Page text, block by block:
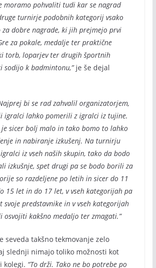
moramo pohvaliti tudi kar se nagrad
turnirje podobnih kategorij vsako
dobre nagrade, ki jih prejmejo prvi
za pokale, medalje ter praktične
torb, loparjev ter drugih športnih
sodijo k badmintonu,”je še dejal
bi se rad zahvalil organizatorjem,
igralci lahko pomerili z igralci iz tujine.
sicer bolj malo in tako bomo to lahko
in nabiranje izkušenj. Na turnirju
iz vseh naših skupin, tako da bodo
izkušnje, spet drugi pa se bodo borili za
so razdeljene po letih in sicer do 11
15 let in do 17 let, v vseh kategorijah pa
svoje predstavnike in v vseh kategorijah
osvojiti kakšno medaljo ter zmagati.”
seveda takšno tekmovanje zelo
slednji nimajo toliko možnosti kot
kolegi. “To drži. Tako ne bo potrebe po